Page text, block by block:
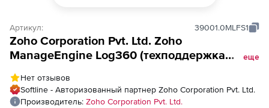
Артикул: 39001.0MLFS1
Zoho Corporation Pvt. Ltd. Zoho
ManageEngine Log360 (техподдержка
Annual), fee for 2 Linux File Servers
еще
Нет отзывов
Softline - Авторизованный партнер Zoho Corporation Pvt. Ltd.
Производитель: Zoho Corporation Pvt. Ltd.